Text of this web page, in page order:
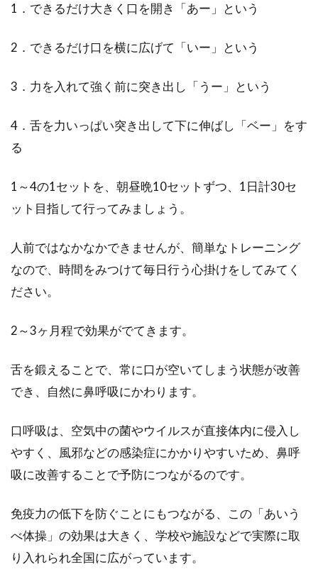
1．できるだけ大きく口を開き「あー」という
2．できるだけ口を横に広げて「いー」という
3．力を入れて強く前に突き出し「うー」という
4．舌を力いっぱい突き出して下に伸ばし「ベー」をす
る
1～4の1セットを、朝昼晩10セットずつ、1日計30セ
ット目指して行ってみましょう。
人前ではなかなかできませんが、簡単なトレーニング
なので、時間をみつけて毎日行う心掛けをしてみてく
ださい。
2～3ヶ月程で効果がでてきます。
舌を鍛えることで、常に口が空いてしまう状態が改善
でき、自然に鼻呼吸にかわります。
口呼吸は、空気中の菌やウイルスが直接体内に侵入し
やすく、風邪などの感染症にかかりやすいため、鼻呼
吸に改善することで予防につながるのです。
免疫力の低下を防ぐことにもつながる、この「あいう
べ体操」の効果は大きく、学校や施設などで実際に取
り入れられ全国に広がっています。